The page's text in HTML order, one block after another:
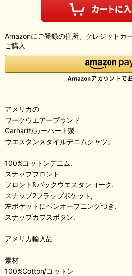
Amazonにご登録の住所、クレジットカ
ご購入
アメリカの
ワークウエアーブランド
Carhartt/カーハート製
ウエスタンスタイルデニムシャツ。
100%コットンデニム.
スナップフロント.
フロント&バックウエスタンヨーク.
スナップ2フラップポケット,
左ポケットにペンオープニングつき.
スナップカフスボタン.
アメリカ輸入品
素材：
100%Cotton/コットン